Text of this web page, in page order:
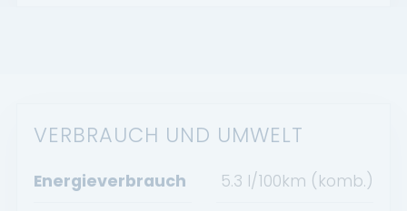
VERBRAUCH UND UMWELT
Energieverbrauch
5.3 l/100km (komb.)